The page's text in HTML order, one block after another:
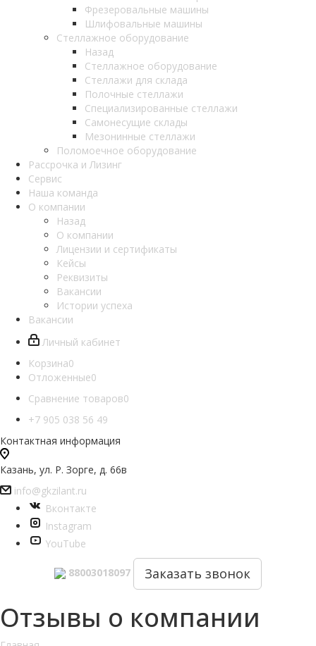
Фрезеровальные машины
Шлифовальные машины
Стеллажное оборудование
Назад
Стеллажное оборудование
Стеллажи для склада
Полочные стеллажи
Специализированные стеллажи
Самонесущие склады
Мезонинные стеллажи
Поломоечное оборудование
Рассрочка и Лизинг
Сервис
Наша команда
О компании
Назад
О компании
Лицензии и сертификаты
Кейсы
Реквизиты
Вакансии
Истории успеха
Вакансии
Личный кабинет
Корзина0
Отложенные0
Сравнение товаров0
+7 905 038 56 49
Контактная информация
Казань, ул. Р. Зорге, д. 66в
info@gkzilant.ru
Вконтакте
Instagram
YouTube
88003018097 Заказать звонок
Отзывы о компании